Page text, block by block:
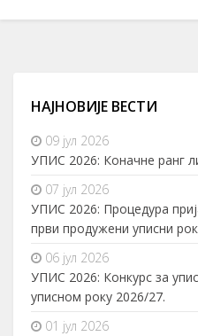
НАЈНОВИЈЕ ВЕСТИ
09 јул 2026
УПИС 2026: Коначне ранг
07 јул 2026
УПИС 2026: Процедура
први продужени уписни рок
06 јул 2026
УПИС 2026: Конкурс за
уписном року 2026/27.
01 јул 2026